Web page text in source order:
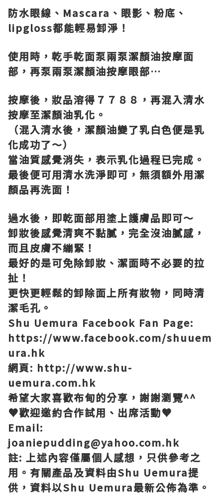
防水眼線、 Mascara 、眼影、粉底、
lipgloss都能輕易卸淨！
使用時，乾手乾面泵兩泵潔顏油按摩面
部，再泵兩泵潔顏油按摩眼部…
按摩後，妝品溶得７７８８，再混入清水
按摩至潔顏油乳化。
（混入清水後，潔顏油變了乳白色便是乳
化成功了～）
當油質感覺消失，表示乳化過程已完成。
最後便可用清水洗淨即可，無須額外用潔
顏品再洗面！
過水後，即乾面部用塗上護膚品即可～
卸妝後感覺清爽不黏膩，完全沒油膩感，
而且皮膚不繃緊！
最好的是可免除卸妝、潔面時不必要的拉
扯！
更快更輕鬆的卸除面上所有妝物，同時清
潔毛孔。
Shu Uemura Facebook Fan Page:
https://www.facebook.com/shuuem
ura.hk
網頁: http://www.shu-
uemura.com.hk
希望大家喜歡布甸的分享，謝謝瀏覽^^
♥歡迎邀約合作試用、出席活動♥
Email:
joaniepudding@yahoo.com.hk
註: 上述內容僅屬個人感想，只供參考之
用。有關產品及資料由Shu Uemura提
供，資料以Shu Uemura最新公佈為準。